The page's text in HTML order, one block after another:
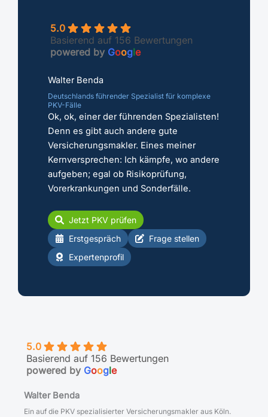
5.0
Basierend auf 156 Bewertungen
powered by Google
Walter Benda
Deutschlands führender Spezialist für komplexe
PKV-Fälle
Ok, ok, einer der führenden Spezialisten!
Denn es gibt auch andere gute
Versicherungsmakler. Eines meiner
Kernversprechen: Ich kämpfe, wo andere
aufgeben; egal ob Risikoprüfung,
Vorerkrankungen und Sonderfälle.
Jetzt PKV prüfen
Erstgespräch
Frage stellen
Expertenprofil
5.0
Basierend auf 156 Bewertungen
powered by Google
Walter Benda
Ein auf die PKV spezialisierter Versicherungsmakler aus Köln.